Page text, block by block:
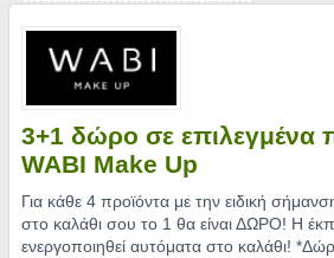
3+1 δώρο σε επιλεγμένα
WABI Make Up
Για κάθε 4 προϊόντα με την ειδική
στο καλάθι σου το 1 θα είναι ΔΩΡΟ! Η
ενεργοποιηθεί αυτόματα στο καλάθι!